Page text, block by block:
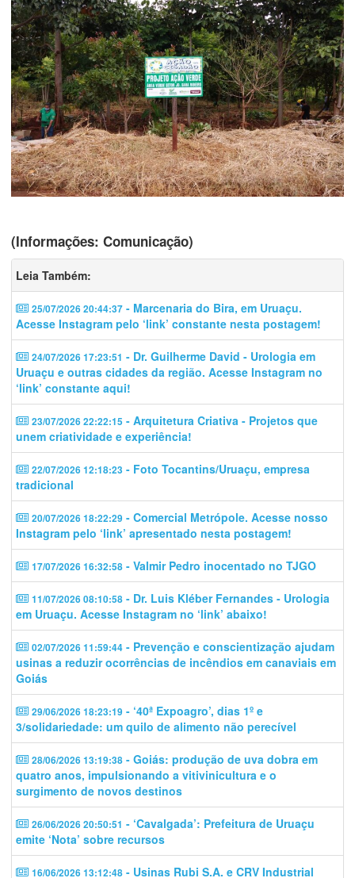
(Informações: Comunicação)
Leia Também:
25/07/2026 20:44:37 - Marcenaria do Bira, em Uruaçu.
Acesse Instagram pelo ‘link’ constante nesta postagem!
24/07/2026 17:23:51 - Dr. Guilherme David - Urologia em
Uruaçu e outras cidades da região. Acesse Instagram no
‘link’ constante aqui!
23/07/2026 22:22:15 - Arquitetura Criativa - Projetos que
unem criatividade e experiência!
22/07/2026 12:18:23 - Foto Tocantins/Uruaçu, empresa
tradicional
20/07/2026 18:22:29 - Comercial Metrópole. Acesse nosso
Instagram pelo ‘link’ apresentado nesta postagem!
17/07/2026 16:32:58 - Valmir Pedro inocentado no TJGO
11/07/2026 08:10:58 - Dr. Luis Kléber Fernandes - Urologia
em Uruaçu. Acesse Instagram no ‘link’ abaixo!
02/07/2026 11:59:44 - Prevenção e conscientização ajudam
usinas a reduzir ocorrências de incêndios em canaviais em
Goiás
29/06/2026 18:23:19 - ‘40ª Expoagro’, dias 1º e
3/solidariedade: um quilo de alimento não perecível
28/06/2026 13:19:38 - Goiás: produção de uva dobra em
quatro anos, impulsionando a vitivinicultura e o
surgimento de novos destinos
26/06/2026 20:50:51 - ‘Cavalgada’: Prefeitura de Uruaçu
emite ‘Nota’ sobre recursos
16/06/2026 13:12:48 - Usinas Rubi S.A. e CRV Industrial